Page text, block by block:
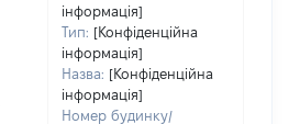
інформація]
Тип: [Конфіденційна
інформація]
Назва: [Конфіденційна
інформація]
Номер будинку/